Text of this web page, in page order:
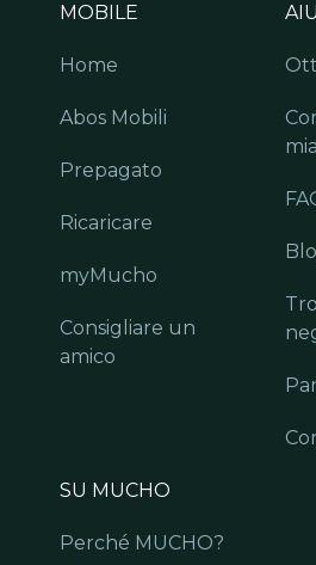
MOBILE
Home
Abos Mobili
Prepagato
Ricaricare
myMucho
Consigliare un
amico
SU MUCHO
Perché MUCHO?